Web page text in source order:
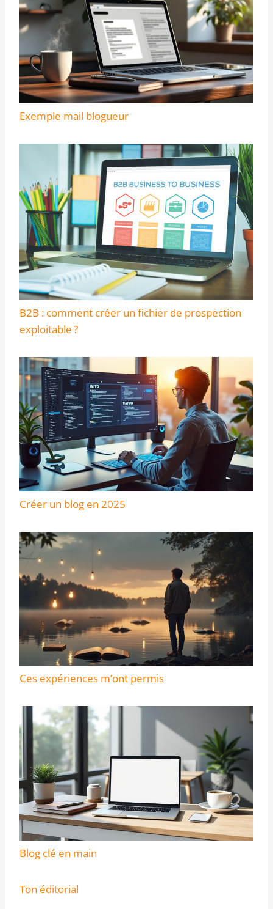
Exemple mail blogueur
B2B : comment créer un fichier de prospection
exploitable ?
Créer un blog en 2025
Ces expériences m’ont permis
Blog clé en main
Ton éditorial